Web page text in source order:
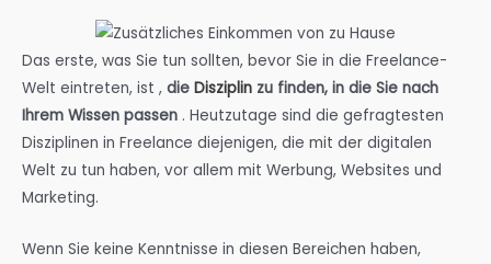
Das erste, was Sie tun sollten, bevor Sie in die Freelance-
Welt eintreten, ist , die Disziplin zu finden, in die Sie nach
Ihrem Wissen passen . Heutzutage sind die gefragtesten
Disziplinen in Freelance diejenigen, die mit der digitalen
Welt zu tun haben, vor allem mit Werbung, Websites und
Marketing.
Wenn Sie keine Kenntnisse in diesen Bereichen haben,